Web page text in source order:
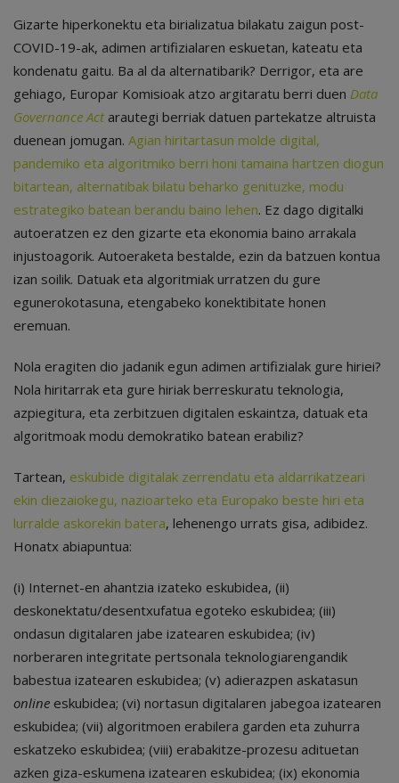
Gizarte hiperkonektu eta birializatua bilakatu zaigun post-
COVID-19-ak, adimen artifizialaren eskuetan, kateatu eta
kondenatu gaitu. Ba al da alternatibarik? Derrigor, eta are
gehiago, Europar Komisioak atzo argitaratu berri duen Data
Governance Actarautegi berriak datuen partekatze altruista
duenean jomugan. Agian hiritartasun molde digital,
pandemiko eta algoritmiko berri honi tamaina hartzen diogun
bitartean, alternatibak bilatu beharko genituzke, modu
estrategiko batean berandu baino lehen. Ez dago digitalki
autoeratzen ez den gizarte eta ekonomia baino arrakala
injustoagorik. Autoeraketa bestalde, ezin da batzuen kontua
izan soilik. Datuak eta algoritmiak urratzen du gure
egunerokotasuna, etengabeko konektibitate honen
eremuan.
Nola eragiten dio jadanik egun adimen artifizialak gure hiriei?
Nola hiritarrak eta gure hiriak berreskuratu teknologia,
azpiegitura, eta zerbitzuen digitalen eskaintza, datuak eta
algoritmoak modu demokratiko batean erabiliz?
Tartean, eskubide digitalak zerrendatu eta aldarrikatzeari
ekin diezaiokegu, nazioarteko eta Europako beste hiri eta
lurralde askorekin batera, lehenengo urrats gisa, adibidez.
Honatx abiapuntua:
(i) Internet-en ahantzia izateko eskubidea, (ii)
deskonektatu/desentxufatua egoteko eskubidea; (iii)
ondasun digitalaren jabe izatearen eskubidea; (iv)
norberaren integritate pertsonala teknologiarengandik
babestua izatearen eskubidea; (v) adierazpen askatasun
online eskubidea; (vi) nortasun digitalaren jabegoa izatearen
eskubidea; (vii) algoritmoen erabilera garden eta zuhurra
eskatzeko eskubidea; (viii) erabakitze-prozesu adituetan
azken giza-eskumena izatearen eskubidea; (ix) ekonomia